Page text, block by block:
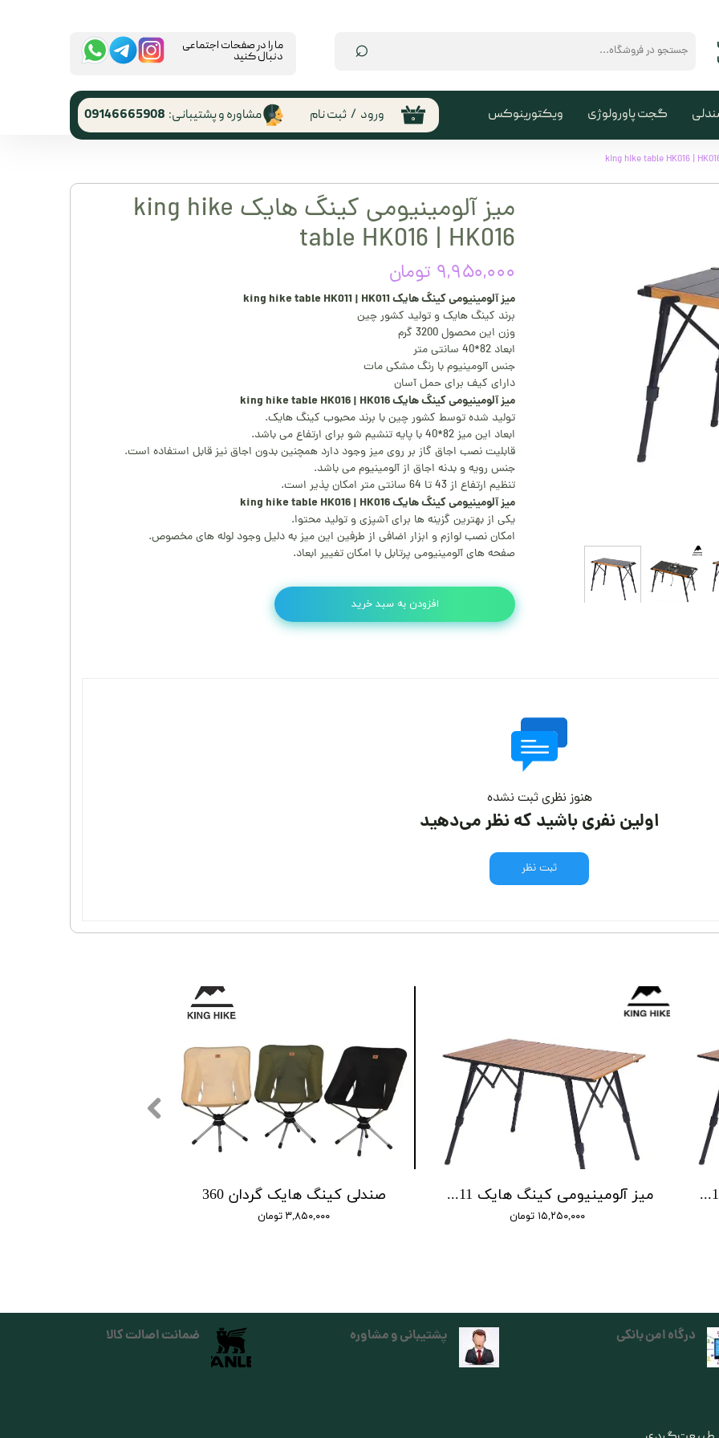
⌕
گجت پاورولوژی ویکتورینوکس ۰ ورود / ثبت نام
حساب کاربری
تغییر گذر واژه
سفارشات
خروج از حساب
مشاوره و پشتیبانی: 09146665908
​ما را در صفحات اجتماعی
دنبال کنید
میز آلومینیومی کینگ هایک king hike
table HK016 | HK016
۹,۹۵۰,۰۰۰ تومان
میز آلومینیومی کینگ هایک king hike table HK011 | HK011
برند کینگ هایک و تولید کشور چین
وزن این محصول 3200 گرم
ابعاد 82*40 سانتی متر
جنس آلومینیوم با رنگ مشکی مات
دارای کیف برای حمل آسان
میز آلومینیومی کینگ هایک king hike table HK016 | HK016
تولید شده توسط کشور چین با برند محبوب کینگ هایک.
ابعاد این میز 82*40 با پایه تنشیم شو برای ارتفاع می باشد.
قابلیت نصب اجاق گاز بر روی میز وجود دارد همچنین بدون اجاق نیز قابل استفاده است.
جنس رویه و بدنه اجاق از آلومینیوم می باشد.
تنظیم ارتفاع از 43 تا 64 سانتی متر امکان پذیر است.
میز آلومینیومی کینگ هایک king hike table HK016 | HK016
یکی از بهترین گزینه ها برای آشپزی و تولید محتوا.
امکان نصب لوازم و ابزار اضافی از طرفین این میز به دلیل وجود لوله های مخصوص.
صفحه های آلومینیومی پرتابل با امکان تغییر ابعاد.
افزودن به سبد خرید
هنوز نظری ثبت نشده
اولین نفری باشید که نظر می‌دهید
ثبت نظر
صندلی کینگ هایک گردان 360
۳,۸۵۰,۰۰۰ تومان
میز آلومینیومی کینگ هایک king hike table HK011 | HK011
۱۵,۲۵۰,۰۰۰ تومان
میز آلومینیومی کینگ هایک king hike table HK012 | HK012
درگاه امن بانکی پشتیبانی و مشاوره ضمانت اصالت کالا